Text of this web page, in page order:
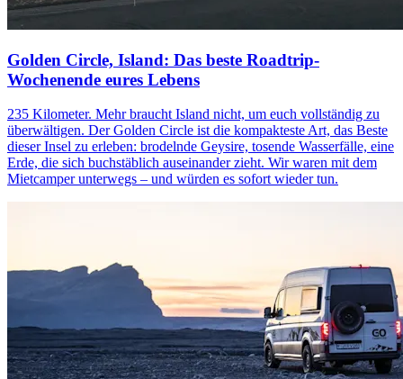
Golden Circle, Island: Das beste Roadtrip-
Wochenende eures Lebens
235 Kilometer. Mehr braucht Island nicht, um euch vollständig zu
überwältigen. Der Golden Circle ist die kompakteste Art, das Beste
dieser Insel zu erleben: brodelnde Geysire, tosende Wasserfälle, eine
Erde, die sich buchstäblich auseinander zieht. Wir waren mit dem
Mietcamper unterwegs – und würden es sofort wieder tun.